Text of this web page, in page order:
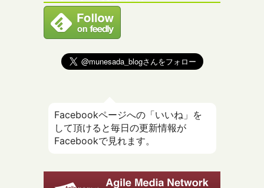
Facebookページへの「いいね」を
して頂けると毎日の更新情報が
Facebookで見れます。